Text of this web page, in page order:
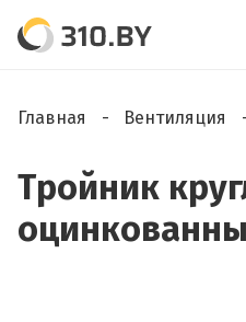
Главная Вентиляция
Тройник